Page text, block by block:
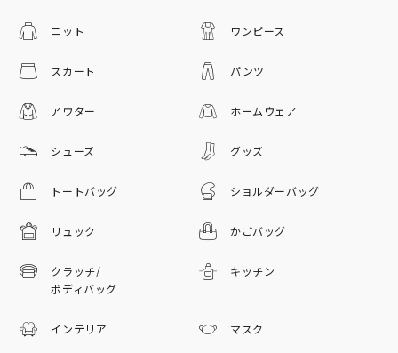
ニット ワンピース
スカート パンツ
アウター ホームウェア
シューズ グッズ
トートバッグ ショルダーバッグ
リュック かごバッグ
クラッチ/
ボディバッグ
キッチン
インテリア マスク